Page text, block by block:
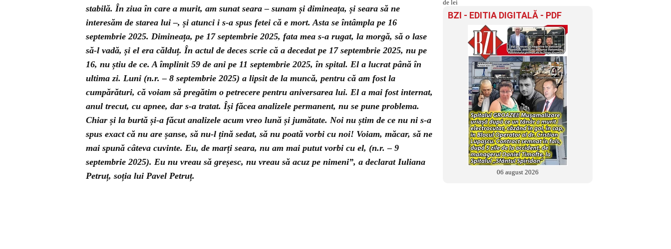
stabilă. În ziua în care a murit, am sunat seara – sunam și dimineața, și seara să ne
interesăm de starea lui –, și atunci i s-a spus fetei că e mort. Asta se întâmpla pe 16
septembrie 2025. Dimineața, pe 17 septembrie 2025, fata mea s-a rugat, la morgă, să o lase
să-l vadă, și el era călduț. În actul de deces scrie că a decedat pe 17 septembrie 2025, nu pe
16, nu știu de ce. A împlinit 59 de ani pe 11 septembrie 2025, în spital. El a lucrat până în
ultima zi. Luni (n.r. – 8 septembrie 2025) a lipsit de la muncă, pentru că am fost la
cumpărături, că voiam să pregătim o petrecere pentru aniversarea lui. El a mai fost internat,
anul trecut, cu apnee, dar s-a tratat. Își făcea analizele permanent, nu se pune problema.
Chiar și la burtă și-a făcut analizele acum vreo lună și jumătate. Noi nu știm de ce nu ni s-a
spus exact că nu are șanse, să nu-l țină sedat, să nu poată vorbi cu noi! Voiam, măcar, să ne
mai spună câteva cuvinte. Eu, de marți seara, nu am mai putut vorbi cu el, (n.r. – 9
septembrie 2025). Eu nu vreau să greșesc, nu vreau să acuz pe nimeni”, a declarat Iuliana
Petruț, soția lui Pavel Petruț.
BZI - EDITIA DIGITALĂ - PDF
06 august 2026